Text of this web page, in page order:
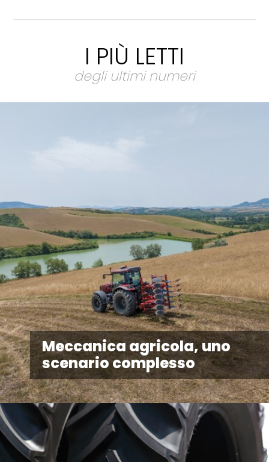
I PIÙ LETTI
degli ultimi numeri
Meccanica agricola, uno
scenario complesso